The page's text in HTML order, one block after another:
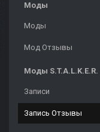
Моды
Моды
Мод Отзывы
Моды S.T.A.L.K.E.R.
Записи
Запись Отзывы